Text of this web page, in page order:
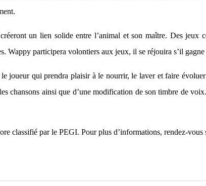
un lien solide entre l’animal et son maître. Des jeux
participera volontiers aux jeux, il se réjouira s’il gagne
qui prendra plaisir à le nourrir, le laver et faire
chansons ainsi que d’une modification de son timbre de
classifié par le PEGI. Pour plus d’informations, rendez-vous